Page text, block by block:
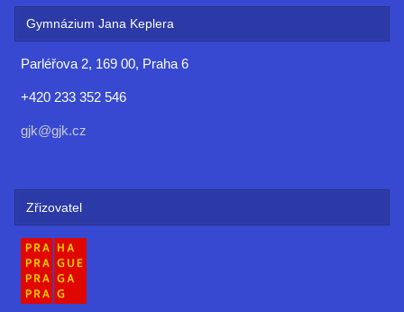
Gymnázium Jana Keplera
Parléřova 2, 169 00, Praha 6
+420 233 352 546
gjk@gjk.cz
Zřizovatel